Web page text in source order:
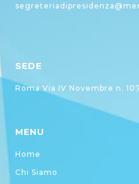
SEDE
Roma Via IV Novembre n.
MENU
Home
Chi Siamo